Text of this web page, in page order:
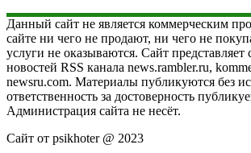
Данный сайт не является коммерческим
сайте ни чего не продают, ни чего не
услуги не оказываются. Сайт представляет
новостей RSS канала news.rambler.ru,
newsru.com. Материалы публикуются без
ответственность за достоверность
Администрация сайта не несёт.
Сайт от psikhoter @ 2023